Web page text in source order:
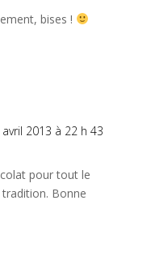
bises !
2013 à 22 h 43
pour tout le
Bonne